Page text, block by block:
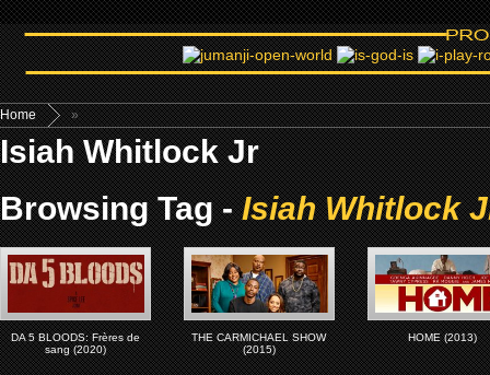
Home »
Isiah Whitlock Jr
Browsing Tag -Isiah Whitlock
DA 5 BLOODS: Frères de
sang (2020)
THE CARMICHAEL SHOW
(2015)
HOME (2013)